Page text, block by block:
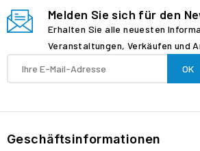
Melden Sie sich für den
Erhalten Sie alle neuesten
Veranstaltungen, Verkäufen und
Geschäftsinformationen